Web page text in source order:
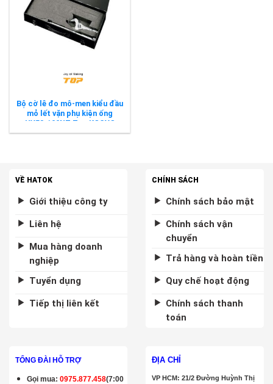
Bộ cờ lê đo mô-men kiểu đầu
mỏ lết vặn phụ kiện ống
HY53-100NT Top KOGYO
VỀ HATOK
Giới thiệu công ty
Liên hệ
Mua hàng doanh
nghiệp
Tuyển dụng
Tiếp thị liên kết
CHÍNH SÁCH
Chính sách bảo mật
Chính sách vận
chuyển
Trả hàng và hoàn tiền
Quy chế hoạt động
Chính sách thanh
toán
TỔNG ĐÀI HỖ TRỢ
Gọi mua:0975.877.458(7:00
ĐỊA CHỈ
VP HCM: 21/2 Đường Huỳnh Thị